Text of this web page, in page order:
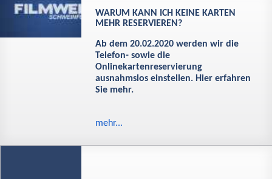
WARUM KANN ICH KEINE KARTEN
MEHR RESERVIEREN?
Ab dem 20.02.2020 werden wir die
Telefon- sowie die
Onlinekartenreservierung
ausnahmslos einstellen. Hier erfahren
Sie mehr.
mehr...